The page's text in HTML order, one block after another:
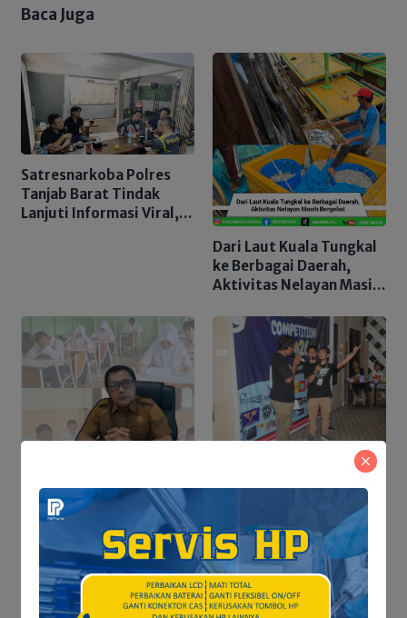
Baca Juga
Satresnarkoba Polres
Tanjab Barat Tindak
Lanjuti Informasi Viral,
Dari Laut Kuala Tungkal
ke Berbagai Daerah,
Aktivitas Nelayan Masih
PPDB Tanjab Barat
Dibuka Akhir Juni, Disdik
Siapkan Lebih dari 12
Ribu Kuota dan
Tegaskan Nol Pungli
Sejumlah Penggiat Seni,
Sukses Gelar Kompetisi